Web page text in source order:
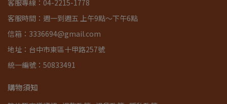
客服專線：04-2215-1778
客服時間：週一到週五 上午9點～下午6點
信箱：3336694@gmail.com
地址：台中市東區十甲路257號
統一編號：50833491
購物須知